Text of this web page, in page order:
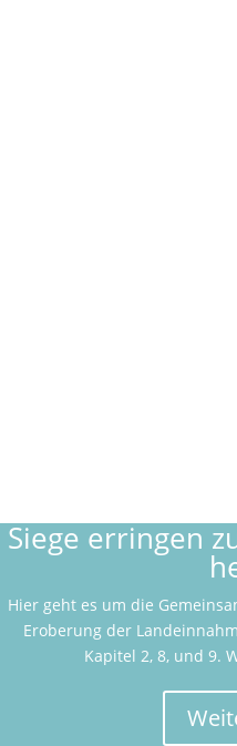
Siege erringen
Hier geht es um die
Eroberung der
Kapitel 2, 8, und 9.